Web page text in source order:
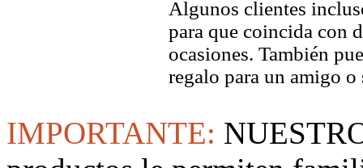
Algunos clientes
para que coincida con
ocasiones. También
regalo para un amigo o
IMPORTANTE: